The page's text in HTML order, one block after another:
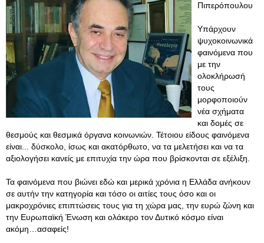
Πιπερόπουλου
Υπάρχουν
ψυχοκοινωνικά
φαινόμενα που
με την
ολοκλήρωσή
τους
μορφοποιούν
νέα σχήματα
και δομές σε
θεσμούς και θεσμικά όργανα κοινωνιών. Τέτοιου είδους φαινόμενα
είναι... δύσκολο, ίσως και ακατόρθωτο, να τα μελετήσει και να τα
αξιολογήσει κανείς με επιτυχία την ώρα που βρίσκονται σε εξέλιξη.
Τα φαινόμενα που βιώνει εδώ και μερικά χρόνια η Ελλάδα ανήκουν
σε αυτήν την κατηγορία και τόσο οι αιτίες τους όσο και οι
μακροχρόνιες επιπτώσεις τους για τη χώρα μας, την ευρώ ζώνη και
την Ευρωπαϊκή Ένωση και ολάκερο τον Δυτικό κόσμο είναι
ακόμη…ασαφείς!